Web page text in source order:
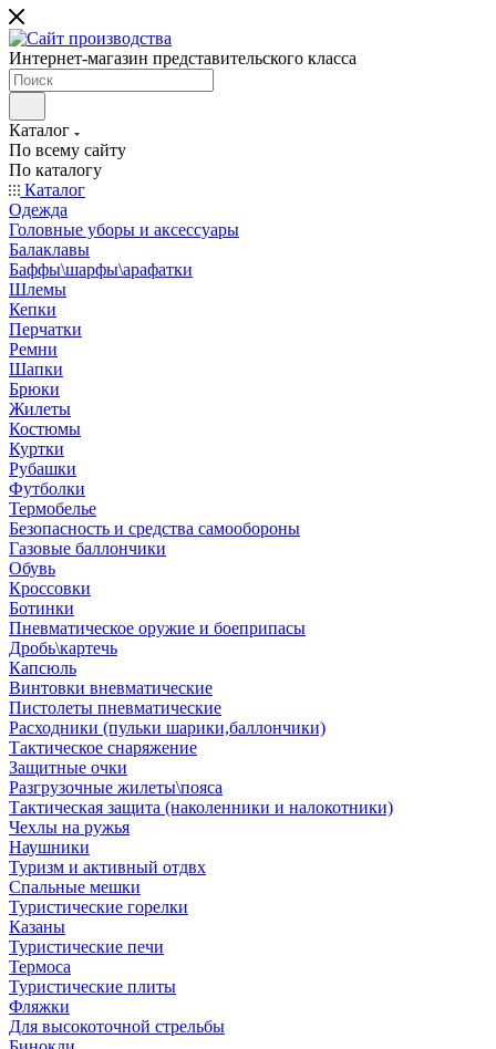
Интернет-магазин представительского класса
Каталог
По всему сайту
По каталогу
Каталог
Одежда
Головные уборы и аксессуары
Балаклавы
Баффы\шарфы\арафатки
Шлемы
Кепки
Перчатки
Ремни
Шапки
Брюки
Жилеты
Костюмы
Куртки
Рубашки
Футболки
Термобелье
Безопасность и средства самообороны
Газовые баллончики
Обувь
Кроссовки
Ботинки
Пневматическое оружие и боеприпасы
Дробь\картечь
Капсюль
Винтовки вневматические
Пистолеты пневматические
Расходники (пульки шарики,баллончики)
Тактическое снаряжение
Защитные очки
Разгрузочные жилеты\пояса
Тактическая защита (наколенники и налокотники)
Чехлы на ружья
Наушники
Туризм и активный отдвх
Спальные мешки
Туристические горелки
Казаны
Туристические печи
Термоса
Туристические плиты
Фляжки
Для высокоточной стрельбы